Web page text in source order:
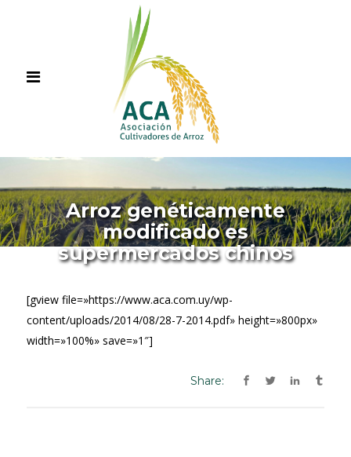
Arroz genéticamente
modificado es
supermercados chinos
[gview file=»https://www.aca.com.uy/wp-
content/uploads/2014/08/28-7-2014.pdf» height=»800px»
width=»100%» save=»1″]
Share: